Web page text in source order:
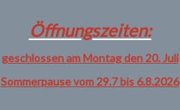
Öffnungszeiten:
geschlossen am Montag den 20. Juli
Sommerpause vom 29.7 bis 6.8.2026